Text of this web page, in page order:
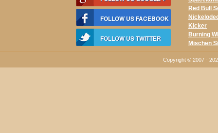
FOLLOW US FACEBOOK
FOLLOW US TWITTER
Red Bull
Kicker
Burning
Mischen
Copyright © 2007 -